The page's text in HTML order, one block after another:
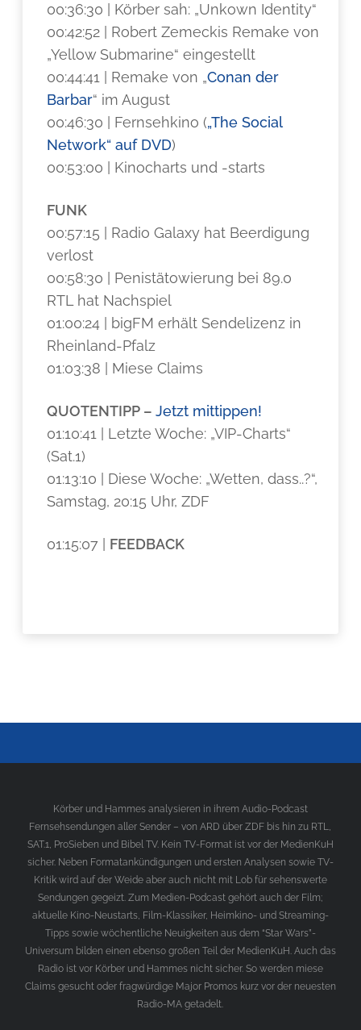
00:36:30 | Körber sah: „Unkown Identity“
00:42:52 | Robert Zemeckis Remake von
„Yellow Submarine“ eingestellt
00:44:41 | Remake von „Conan der
Barbar“ im August
00:46:30 | Fernsehkino („The Social
Network“ auf DVD)
00:53:00 | Kinocharts und -starts
FUNK
00:57:15 | Radio Galaxy hat Beerdigung
verlost
00:58:30 | Penistätowierung bei 89.0
RTL hat Nachspiel
01:00:24 | bigFM erhält Sendelizenz in
Rheinland-Pfalz
01:03:38 | Miese Claims
QUOTENTIPP –Jetzt mittippen!
01:10:41 | Letzte Woche: „VIP-Charts“
(Sat.1)
01:13:10 | Diese Woche: „Wetten, dass..?“,
Samstag, 20:15 Uhr, ZDF
01:15:07 | FEEDBACK
Körber und Hammes analysieren in ihrem Audio-Podcast
Fernsehsendungen aller Sender – von ARD über ZDF bis hin zu RTL,
SAT.1, ProSieben und Bibel TV. Kein TV-Format ist vor der MedienKuH
sicher. Neben Formatankündigungen und ersten Analysen sowie TV-
Kritik wird auf der Weide aber auch nicht mit Lob für sehenswerte
Sendungen gegeizt. Zum Medien-Podcast gehört auch der Film;
aktuelle Kino-Neustarts, Film-Klassiker, Heimkino- und Streaming-
Tipps sowie wöchentliche Neuigkeiten aus dem “Star Wars”-
Universum bilden einen ebenso großen Teil der MedienKuH. Auch das
Radio ist vor Körber und Hammes nicht sicher. So werden miese
Claims gesucht oder fragwürdige Major Promos kurz vor der neuesten
Radio-MA getadelt.